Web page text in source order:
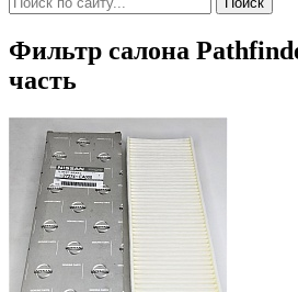
Фильтр салона
часть